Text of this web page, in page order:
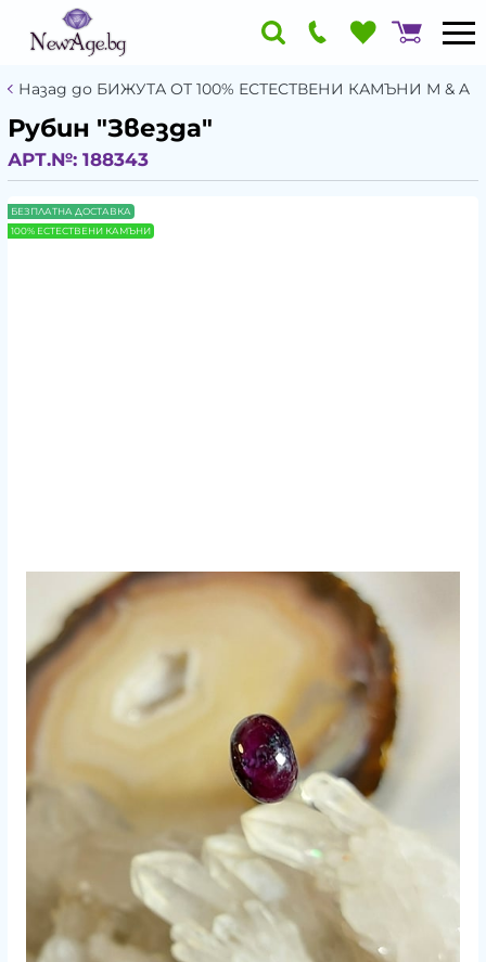
Назад до БИЖУТА ОТ 100% ЕСТЕСТВЕНИ КАМЪНИ М & A
Рубин "Звезда"
АРТ.№: 188343
БЕЗПЛАТНА ДОСТАВКА
100% ЕСТЕСТВЕНИ КАМЪНИ